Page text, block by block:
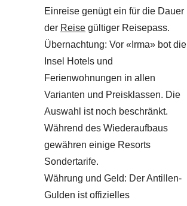
Einreise genügt ein für die Dauer
der Reise gültiger Reisepass.
Übernachtung: Vor «Irma» bot die
Insel Hotels und
Ferienwohnungen in allen
Varianten und Preisklassen. Die
Auswahl ist noch beschränkt.
Während des Wiederaufbaus
gewähren einige Resorts
Sondertarife.
Währung und Geld: Der Antillen-
Gulden ist offizielles